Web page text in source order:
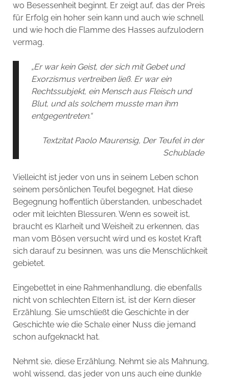
wo Besessenheit beginnt. Er zeigt auf, das der Preis
für Erfolg ein hoher sein kann und auch wie schnell
und wie hoch die Flamme des Hasses aufzulodern
vermag.
„Er war kein Geist, der sich mit Gebet und
Exorzismus vertreiben ließ. Er war ein
Rechtssubjekt, ein Mensch aus Fleisch und
Blut, und als solchem musste man ihm
entgegentreten.“
Textzitat Paolo Maurensig, Der Teufel in der
Schublade
Vielleicht ist jeder von uns in seinem Leben schon
seinem persönlichen Teufel begegnet. Hat diese
Begegnung hoffentlich überstanden, unbeschadet
oder mit leichten Blessuren. Wenn es soweit ist,
braucht es Klarheit und Weisheit zu erkennen, das
man vom Bösen versucht wird und es kostet Kraft
sich darauf zu besinnen, was uns die Menschlichkeit
gebietet.
Eingebettet in eine Rahmenhandlung, die ebenfalls
nicht von schlechten Eltern ist, ist der Kern dieser
Erzählung. Sie umschließt die Geschichte in der
Geschichte wie die Schale einer Nuss die jemand
schon aufgeknackt hat.
Nehmt sie, diese Erzählung. Nehmt sie als Mahnung,
wohl wissend, das jeder von uns auch eine dunkle